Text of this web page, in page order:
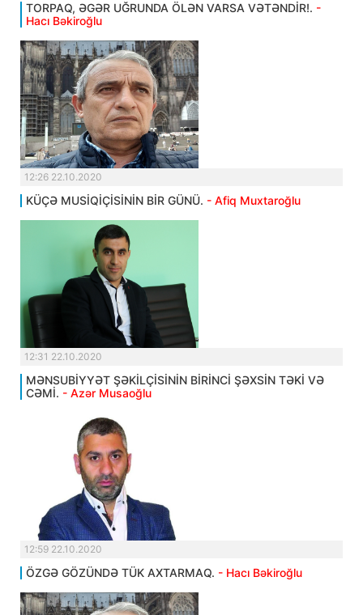
TORPAQ, ƏGƏR UĞRUNDA ÖLƏN VARSA VƏTƏNDİR!. -
Hacı Bəkiroğlu
12:26 22.10.2020
KÜÇƏ MUSİQİÇİSİNİN BİR GÜNÜ. - Afiq Muxtaroğlu
12:31 22.10.2020
MƏNSUBİYYƏT ŞƏKİLÇİSİNİN BİRİNCİ ŞƏXSİN TƏKİ VƏ
CƏMİ. - Azər Musaoğlu
12:59 22.10.2020
ÖZGƏ GÖZÜNDƏ TÜK AXTARMAQ. - Hacı Bəkiroğlu